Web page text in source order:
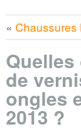
« Chaussures
de
ongles
2013 ?